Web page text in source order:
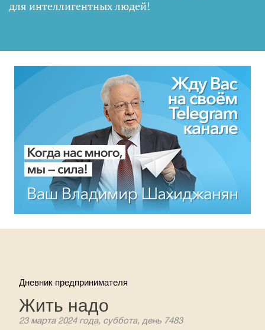
для интеллигентных людей!
Дневник предпринимателя
Жить надо
23 марта 2024 года, суббота, день 7483